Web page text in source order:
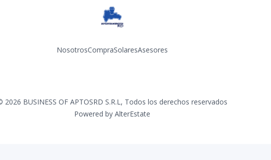
NosotrosCompraSolaresAsesores
2026 BUSINESS OF APTOSRD S.R.L, Todos los derechos reservados
Powered by AlterEstate